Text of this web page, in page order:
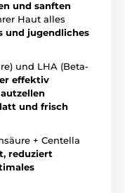
und sanften
Haut alles
und jugendliches
und LHA (Beta-
effektiv
und frisch
+ Centella
reduziert